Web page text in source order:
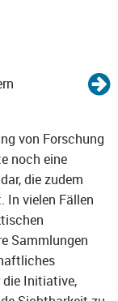
von Forschung
noch eine
die zudem
In vielen Fällen
Sammlungen
die Initiative,